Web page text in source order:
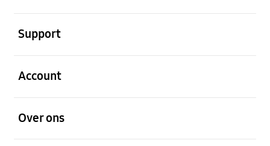
Support
Account
Over ons